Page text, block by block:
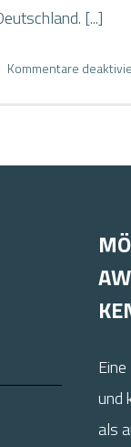
[...]
Kommentare
und
als